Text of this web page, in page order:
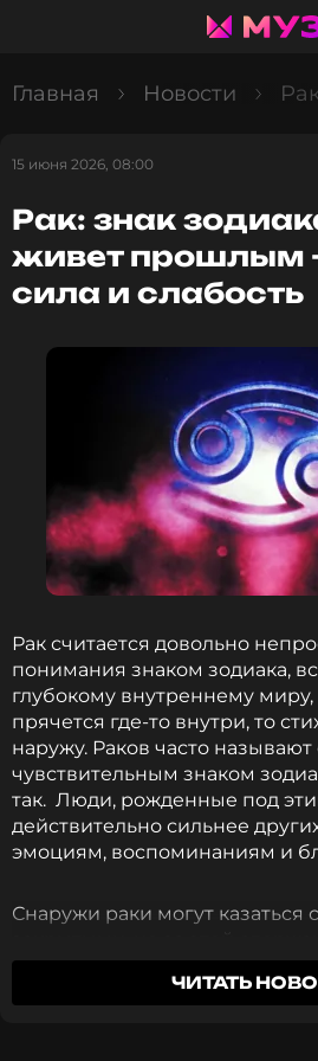
Главная Новости
15 июня 2026, 08:00
Рак: знак
живет прошлым
сила и слабость
Рак считается довольно
понимания знаком зодиака,
глубокому внутреннему
прячется где-то внутри, то
наружу. Раков часто
чувствительным знаком
так. Люди, рожденные под
действительно сильнее
эмоциям, воспоминаниям и
Снаружи раки могут
всегда скрывается лава из
почему этот водный знак
ЧИТАТЬ